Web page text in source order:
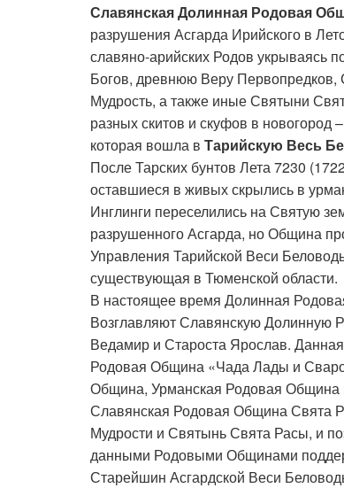
Славянская Долинная Родовая
разрушения Асгарда Ирийского в
славяно-арийских Родов укрываясь
Богов, древнюю Веру Первопредков,
Мудрость, а также иные Святыни
разных скитов и скуфов в
которая вошла в Тарийскую Весь
После Тарских бунтов Лета 7230
оставшиеся в живых скрылись в
Инглинги переселились на Святую
разрушенного Асгарда, но Община
Управления Тарийской Веси
существующая в Тюменской области.
В настоящее время Долинная
Возглавляют Славянскую Долинную
Ведамир и Староста Ярослав.
Родовая Община «Чада Лады и
Община, Урманская Родовая Община
Славянская Родовая Община Свята
Мудрости и Святынь Свята Расы, и
данными Родовыми Общинами
Старейшин Асгардской Веси